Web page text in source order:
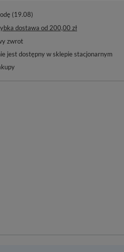
(19.08)
dostawa od 200,00 zł
zwrot
jest dostępny w sklepie stacjonarnym